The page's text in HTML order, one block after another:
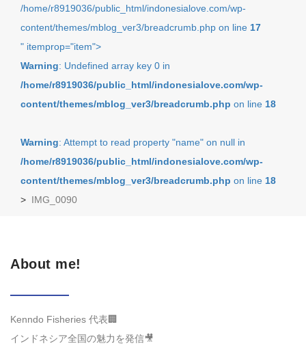
/home/r8919036/public_html/indonesialove.com/wp-
content/themes/mblog_ver3/breadcrumb.php on line 17
" itemprop="item">
Warning: Undefined array key 0 in
/home/r8919036/public_html/indonesialove.com/wp-
content/themes/mblog_ver3/breadcrumb.php on line 18
Warning: Attempt to read property "name" on null in
/home/r8919036/public_html/indonesialove.com/wp-
content/themes/mblog_ver3/breadcrumb.php on line 18
> IMG_0090
About me!
Kenndo Fisheries 代表🏢
インドネシア全国の魅力を発信🎥